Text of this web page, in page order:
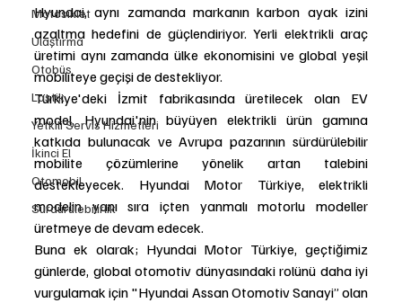
Motosiklet
Ulaştırma
Otobüs
Lastik
Yetkili Servis Hizmetleri
İkinci El
Otomobil
Sürdürülebilirlik
Hyundai, aynı zamanda markanın karbon ayak izini
azaltma hedefini de güçlendiriyor. Yerli elektrikli araç
üretimi aynı zamanda ülke ekonomisini ve global yeşil
mobiliteye geçişi de destekliyor.
Türkiye'deki İzmit fabrikasında üretilecek olan EV
model, Hyundai'nin büyüyen elektrikli ürün gamına
katkıda bulunacak ve Avrupa pazarının sürdürülebilir
mobilite çözümlerine yönelik artan talebini
destekleyecek. Hyundai Motor Türkiye, elektrikli
modelin yanı sıra içten yanmalı motorlu modeller
üretmeye de devam edecek.
Buna ek olarak; Hyundai Motor Türkiye, geçtiğimiz
günlerde, global otomotiv dünyasındaki rolünü daha iyi
vurgulamak için "Hyundai Assan Otomotiv Sanayi” olan